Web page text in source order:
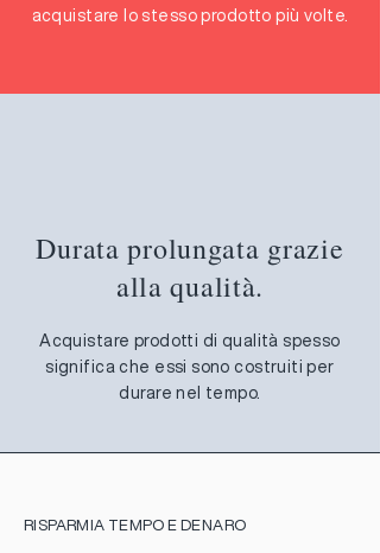
acquistare lo stesso prodotto più volte.
Durata prolungata grazie
alla qualità.
Acquistare prodotti di qualità spesso
significa che essi sono costruiti per
durare nel tempo.
RISPARMIA TEMPO E DENARO